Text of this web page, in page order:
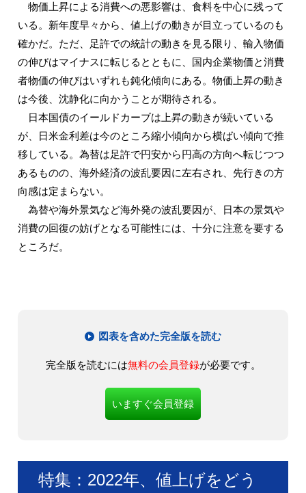
物価上昇による消費への悪影響は、食料を中心に残って
いる。新年度早々から、値上げの動きが目立っているのも
確かだ。ただ、足許での統計の動きを見る限り、輸入物価
の伸びはマイナスに転じるとともに、国内企業物価と消費
者物価の伸びはいずれも鈍化傾向にある。物価上昇の動き
は今後、沈静化に向かうことが期待される。
日本国債のイールドカーブは上昇の動きが続いている
が、日米金利差は今のところ縮小傾向から横ばい傾向で推
移している。為替は足許で円安から円高の方向へ転じつつ
あるものの、海外経済の波乱要因に左右され、先行きの方
向感は定まらない。
為替や海外景気など海外発の波乱要因が、日本の景気や
消費の回復の妨げとなる可能性には、十分に注意を要する
ところだ。
図表を含めた完全版を読む
完全版を読むには無料の会員登録が必要です。
いますぐ会員登録
特集：2022年、値上げをどう